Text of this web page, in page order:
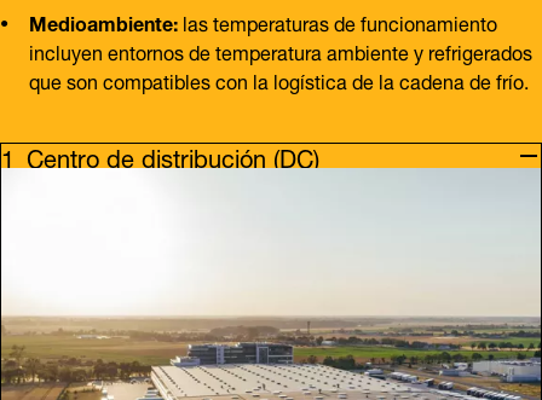
Medioambiente:las temperaturas de funcionamiento
incluyen entornos de temperatura ambiente y refrigerados
que son compatibles con la logística de la cadena de frío.
Centro de distribución (DC)